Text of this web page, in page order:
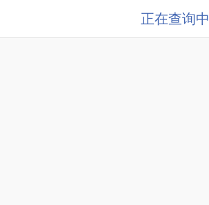
正在查询中